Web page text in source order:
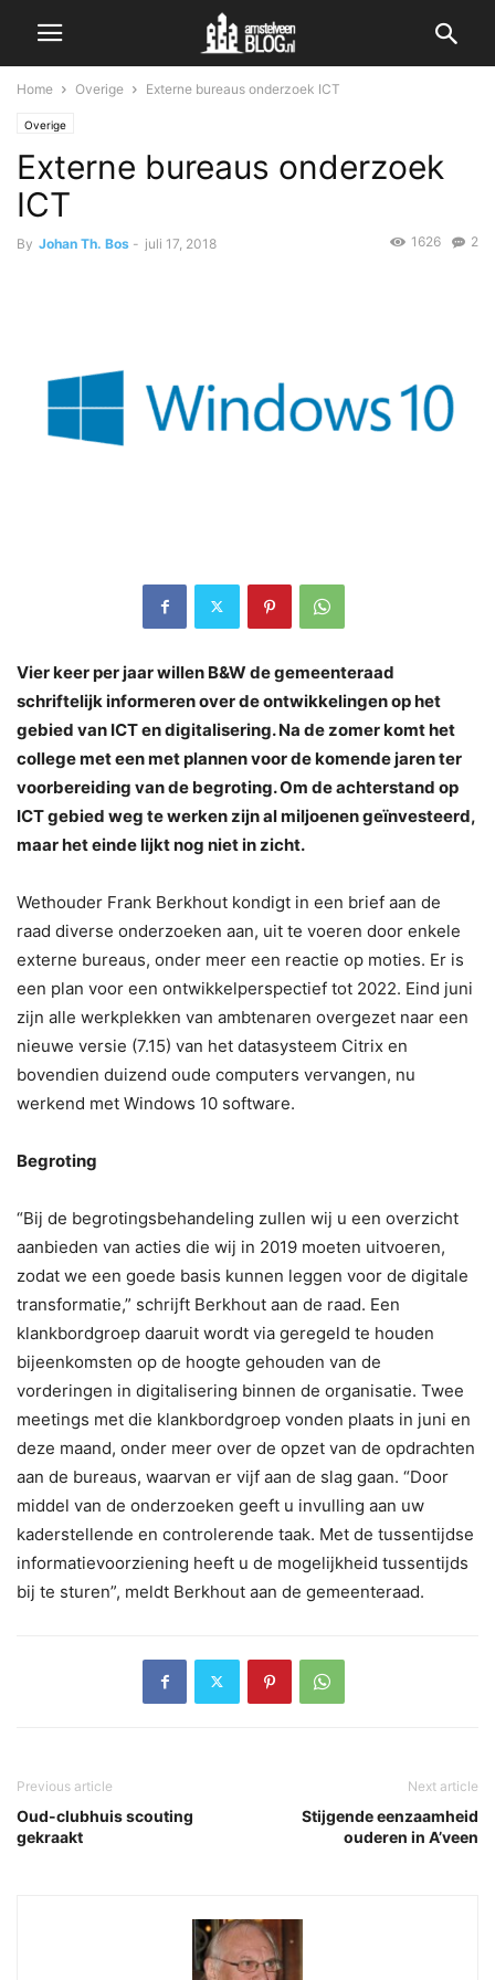
Home Overige Externe bureaus onderzoek ICT
Overige
Externe bureaus onderzoek
ICT
By Johan Th. Bos - juli 17, 2018 2
1626
Vier keer per jaar willen B&W de gemeenteraad
schriftelijk informeren over de ontwikkelingen op het
gebied van ICT en digitalisering. Na de zomer komt het
college met een met plannen voor de komende jaren ter
voorbereiding van de begroting. Om de achterstand op
ICT gebied weg te werken zijn al miljoenen geïnvesteerd,
maar het einde lijkt nog niet in zicht.
Wethouder Frank Berkhout kondigt in een brief aan de
raad diverse onderzoeken aan, uit te voeren door enkele
externe bureaus, onder meer een reactie op moties. Er is
een plan voor een ontwikkelperspectief tot 2022. Eind juni
zijn alle werkplekken van ambtenaren overgezet naar een
nieuwe versie (7.15) van het datasysteem Citrix en
bovendien duizend oude computers vervangen, nu
werkend met Windows 10 software.
Begroting
“Bij de begrotingsbehandeling zullen wij u een overzicht
aanbieden van acties die wij in 2019 moeten uitvoeren,
zodat we een goede basis kunnen leggen voor de digitale
transformatie,” schrijft Berkhout aan de raad. Een
klankbordgroep daaruit wordt via geregeld te houden
bijeenkomsten op de hoogte gehouden van de
vorderingen in digitalisering binnen de organisatie. Twee
meetings met die klankbordgroep vonden plaats in juni en
deze maand, onder meer over de opzet van de opdrachten
aan de bureaus, waarvan er vijf aan de slag gaan. “Door
middel van de onderzoeken geeft u invulling aan uw
kaderstellende en controlerende taak. Met de tussentijdse
informatievoorziening heeft u de mogelijkheid tussentijds
bij te sturen”, meldt Berkhout aan de gemeenteraad.
Previous article
Oud-clubhuis scouting
gekraakt
Next article
Stijgende eenzaamheid
ouderen in A’veen